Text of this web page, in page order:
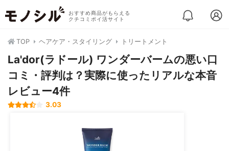
おすすめ商品がもらえる
クチコミポイ活サイト
TOP ヘアケア・スタイリング トリートメント
La'dor(ラドール) ワンダーバームの悪い口
コミ・評判は？実際に使ったリアルな本音
レビュー4件
3.03